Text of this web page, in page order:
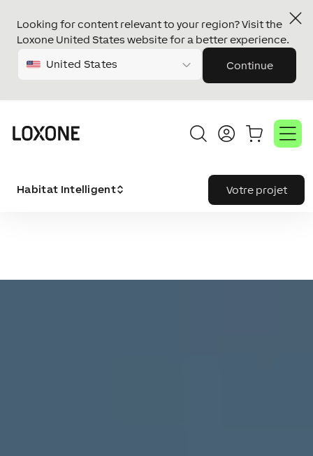
Looking for content relevant to your region? Visit the
Loxone United States website for a better experience.
United States Continue
Habitat Intelligent Votre projet